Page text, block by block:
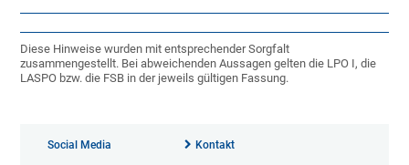
Diese Hinweise wurden mit entsprechender Sorgfalt
zusammengestellt. Bei abweichenden Aussagen gelten die LPO I, die
LASPO bzw. die FSB in der jeweils gültigen Fassung.
Social Media Kontakt